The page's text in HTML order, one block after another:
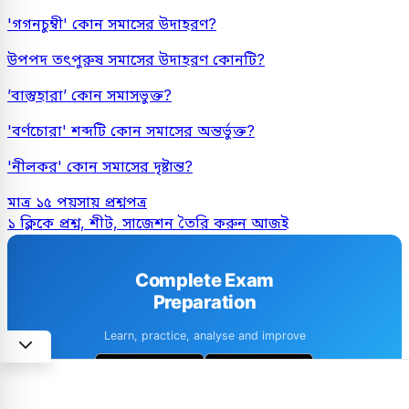
'গগনচুম্বী' কোন সমাসের উদাহরণ?
উপপদ তৎপুরুষ সমাসের উদাহরণ কোনটি?
’বাস্তুহারা’ কোন সমাসভুক্ত?
'বর্ণচোরা' শব্দটি কোন সমাসের অন্তর্ভুক্ত?
'নীলকর' কোন সমাসের দৃষ্টান্ত?
মাত্র ১৫ পয়সায় প্রশ্নপত্র
১ ক্লিকে প্রশ্ন, শীট, সাজেশন তৈরি করুন আজই
Complete Exam
Preparation
Learn, practice, analyse and improve